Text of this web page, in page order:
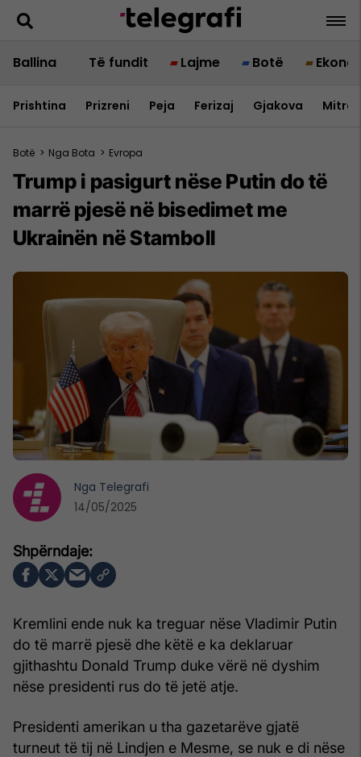
Ballina Të fundit Lajme Botë
Prishtina Prizreni Peja Ferizaj Gjakova
Botë > Nga Bota > Evropa
Trump i pasigurt nëse Putin do të
marrë pjesë në bisedimet me
Ukrainën në Stamboll
Kremlini ende nuk ka treguar nëse Vladimir Putin
do të marrë pjesë dhe këtë e ka deklaruar
gjithashtu Donald Trump duke vërë në dyshim
nëse presidenti rus do të jetë atje.
Presidenti amerikan u tha gazetarëve gjatë
turneut të tij në Lindjen e Mesme, se nuk e di nëse
Nga Telegrafi
14/05/2025